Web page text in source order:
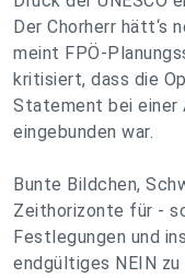
Der Chorherr hätt‘s
meint FPÖ-
kritisiert, dass die
Statement bei einer
eingebunden war.
Bunte Bildchen,
Zeithorizonte für -
Festlegungen und
endgültiges NEIN zu